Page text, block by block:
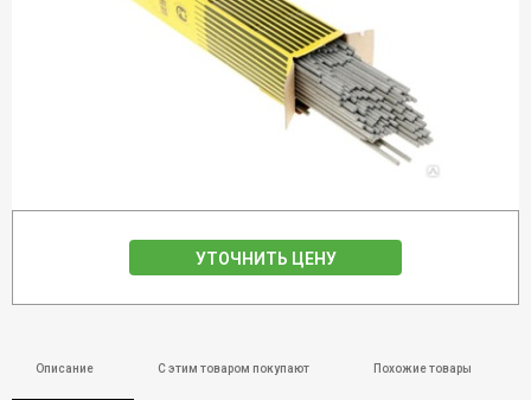
УТОЧНИТЬ ЦЕНУ
Описание С этим товаром покупают Похожие товары